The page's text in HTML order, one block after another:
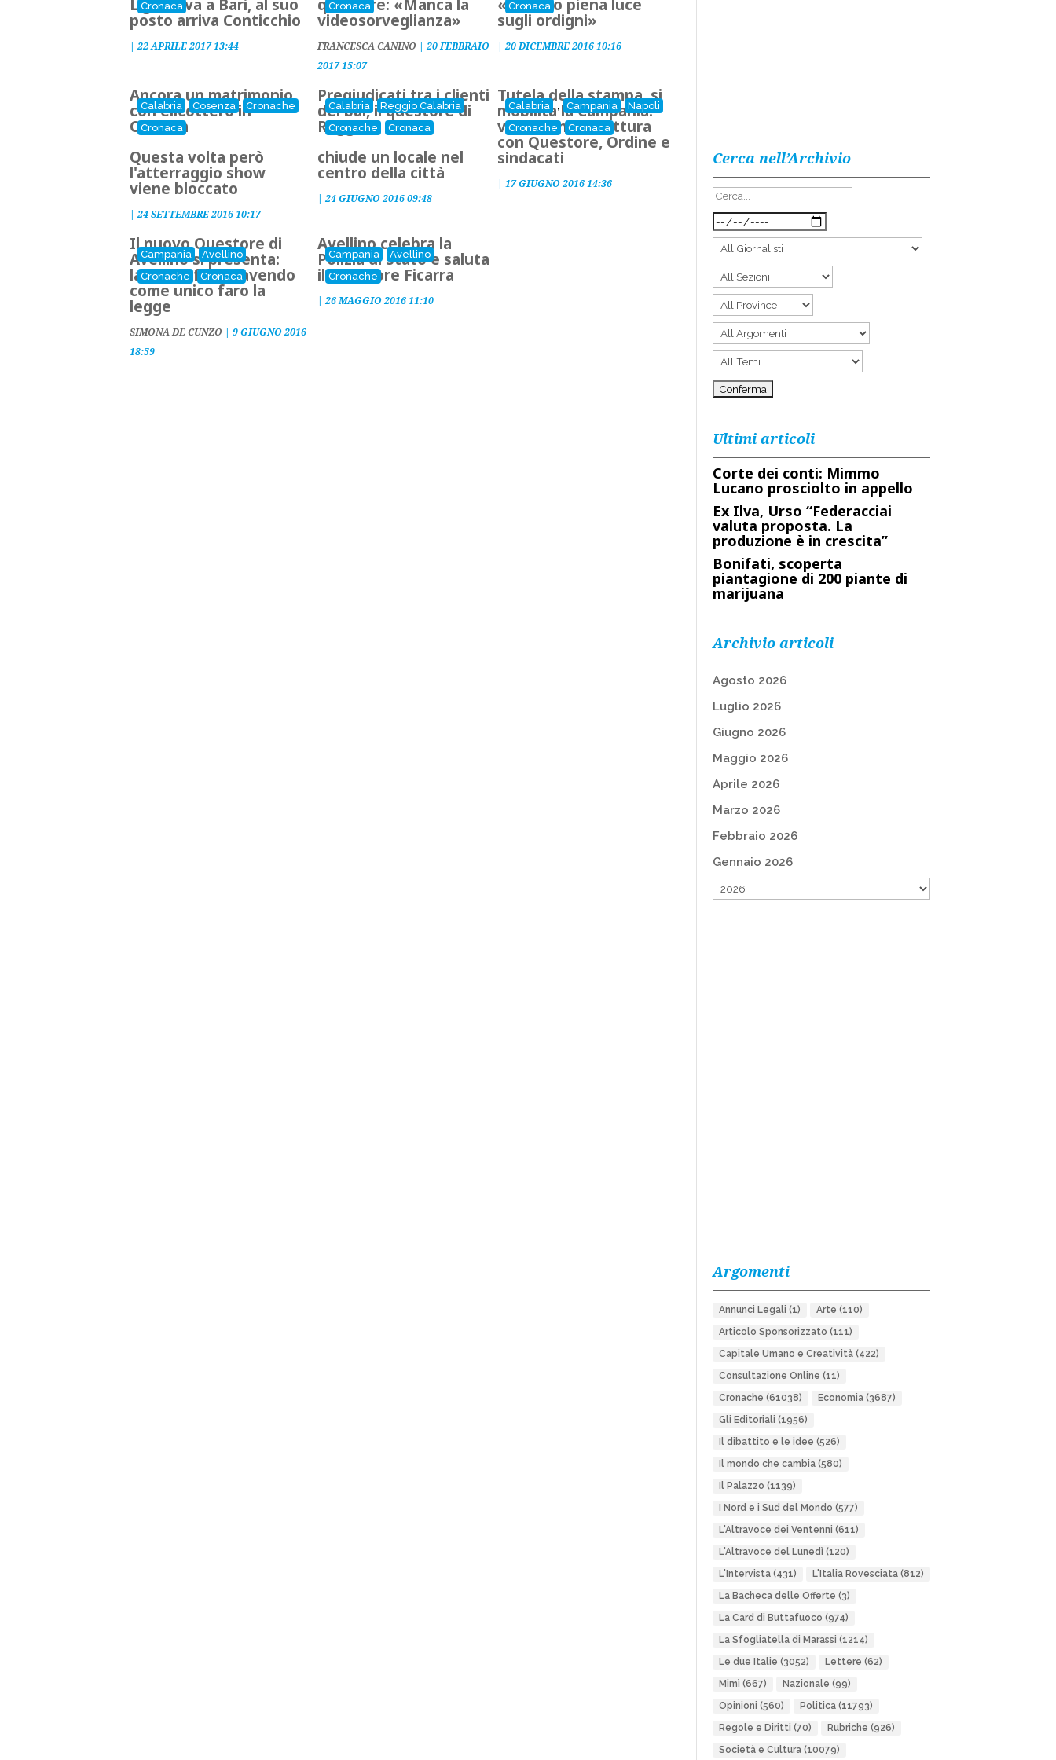
Cronaca
Liguori va a Bari, al suo
posto arriva Conticchio
| 22 APRILE 2017 13:44
Cronaca
questore: «Manca la
videosorveglianza»
FRANCESCA CANINO |20 FEBBRAIO
2017 15:07
Cronaca
«Faremo piena luce
sugli ordigni»
|20 DICEMBRE 2016 10:16
Calabria Cosenza
Cronache
Cronaca
Ancora un matrimonio
con elicottero in
Calabria
Questa volta però
l'atterraggio show
viene bloccato
| 24 SETTEMBRE 2016 10:17
Calabria
Reggio Calabria
Cronache
Cronaca
Pregiudicati tra i clienti
del bar, il questore di
Reggio
chiude un locale nel
centro della città
|24 GIUGNO 2016 09:48
Calabria , Campania
Napoli
Cronache
Cronaca
Tutela della stampa, si
mobilita la Campania:
vertice in Prefettura
con Questore, Ordine e
sindacati
|17 GIUGNO 2016 14:36
Campania
Avellino
Cronache
Cronaca
Il nuovo Questore di
Avellino si presenta:
lavoro e fatica avendo
come unico faro la
legge
SIMONA DE CUNZO | 9 GIUGNO 2016
18:59
Campania
Avellino
Cronache
Avellino celebra la
Polizia di Stato e saluta
il Questore Ficarra
|26 MAGGIO 2016 11:10
Cerca nell’Archivio
Ultimi articoli
Corte dei conti: Mimmo
Lucano prosciolto in appello
Ex Ilva, Urso “Federacciai
valuta proposta. La
produzione è in crescita”
Bonifati, scoperta
piantagione di 200 piante di
marijuana
Archivio articoli
Agosto 2026
Luglio 2026
Giugno 2026
Maggio 2026
Aprile 2026
Marzo 2026
Febbraio 2026
Gennaio 2026
Argomenti
Annunci Legali (1) Arte (110)
Articolo Sponsorizzato (111)
Capitale Umano e Creatività(422)
Consultazione Online (11)
Cronache (61038) Economia(3687)
Gli Editoriali (1956)
Il dibattito e le idee (526)
Il mondo che cambia(580)
Il Palazzo (1139)
I Nord e i Sud del Mondo (577)
L'Altravoce dei Ventenni (611)
L'Altravoce del Lunedì (120)
L'Intervista(431) L'Italia Rovesciata(812)
La Bacheca delle Offerte (3)
La Card di Buttafuoco (974)
La Sfogliatella di Marassi (1214)
Le due Italie (3052) Lettere (62)
Mimì (667) Nazionale (99)
Opinioni (560) Politica(11793)
Regole e Diritti (70) Rubriche (926)
Società e Cultura(10079)